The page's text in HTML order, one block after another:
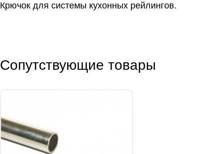
Крючок для системы кухонных рейлингов.
Сопутствующие товары